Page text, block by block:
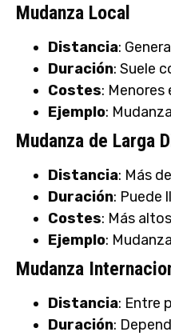
Mudanza Local
Distancia:
Duración: Suele
Costes:
Ejemplo:
Mudanza de Larga
Distancia: Más
Duración: Puede
Costes: Más
Ejemplo:
Mudanza
Distancia: Entre
Duración: